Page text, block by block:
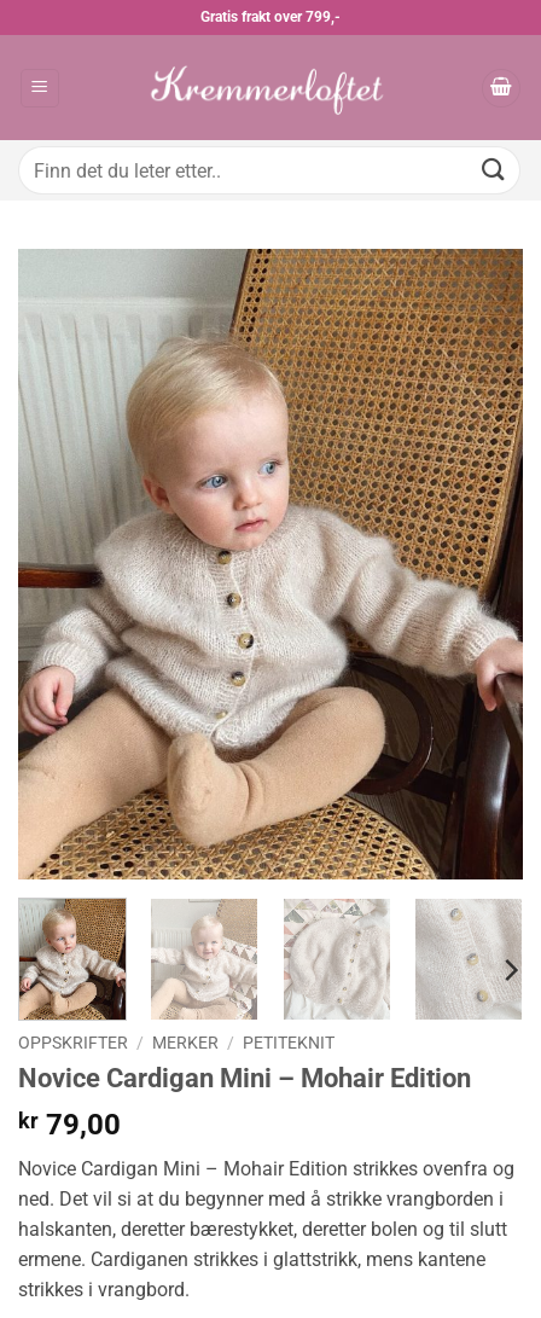
Gratis frakt over 799,-
Søk
OPPSKRIFTER / MERKER / PETITEKNIT
Novice Cardigan Mini – Mohair Edition
kr 79,00
Novice Cardigan Mini – Mohair Edition strikkes ovenfra og
ned. Det vil si at du begynner med å strikke vrangborden i
halskanten, deretter bærestykket, deretter bolen og til slutt
ermene. Cardiganen strikkes i glattstrikk, mens kantene
strikkes i vrangbord.